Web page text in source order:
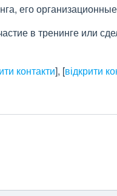
его
в тренинге или
контакти], [відкрити